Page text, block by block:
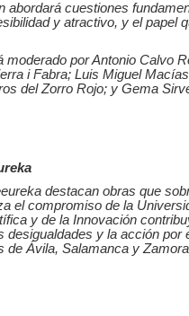
abordará cuestiones
y atractivo, y el papel
moderado por Antonio Calvo
i Fabra; Luis Miguel
del Zorro Rojo; y Gema
destacan obras que
el compromiso de la
y de la Innovación
desigualdades y la acción
de Ávila, Salamanca y